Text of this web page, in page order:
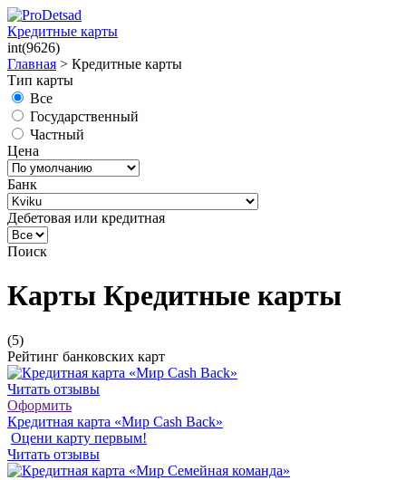
Кредитные карты
int(9626)
Главная > Кредитные карты
Тип карты
Все
Государственный
Частный
Цена
Банк
Дебетовая или кредитная
Поиск
Карты Кредитные карты
(5)
Рейтинг банковских карт
Читать отзывы
Оформить
Кредитная карта «Мир Cash Back»
Оцени карту первым!
Читать отзывы